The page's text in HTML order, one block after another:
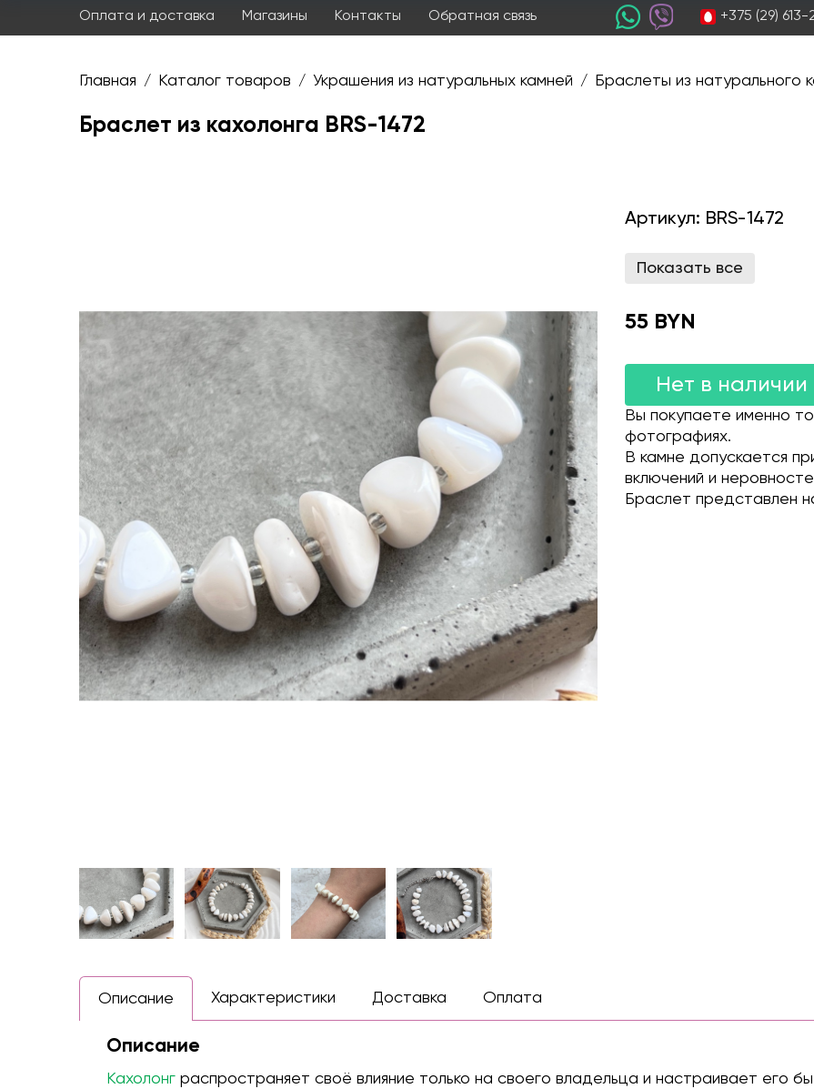
Оплата и доставка Магазины Контакты Обратная связь +375 (29)
Главная / Каталог товаров / Украшения из натуральных камней / Браслеты из натурального
Браслет из кахолонга BRS-1472
Артикул: BRS-1472
Показать все
55 BYN
Нет в наличии
Вы покупаете именно
фотографиях.
В камне допускается
включений и
Браслет представлен
Описание Характеристики Доставка Оплата
Описание
Кахолонг распространяет своё влияние только на своего владельца и настраивает его